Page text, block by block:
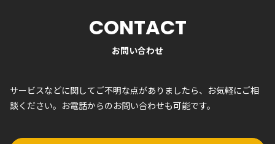
CONTACT
お問い合わせ
サービスなどに関してご不明な点がありましたら、お気軽にご相
談ください。お電話からのお問い合わせも可能です。